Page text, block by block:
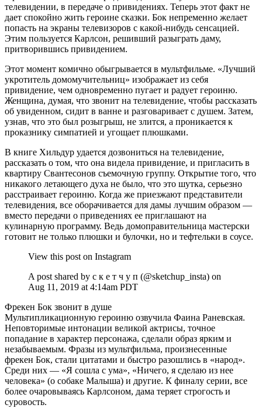
телевидении, в передаче о привидениях. Теперь этот факт не
дает спокойно жить героине сказки. Бок непременно желает
попасть на экраны телевизоров с какой-нибудь сенсацией.
Этим пользуется Карлсон, решивший разыграть даму,
притворившись привидением.
Этот момент комично обыгрывается в мультфильме. «Лучший
укротитель домомучительниц» изображает из себя
привидение, чем одновременно пугает и радует героиню.
Женщина, думая, что звонит на телевидение, чтобы рассказать
об увиденном, сидит в ванне и разговаривает с душем. Затем,
узнав, что это был розыгрыш, не злится, а проникается к
проказнику симпатией и угощает плюшками.
В книге Хильдур удается дозвониться на телевидение,
рассказать о том, что она видела привидение, и пригласить в
квартиру Свантесонов съемочную группу. Открытие того, что
никакого летающего духа не было, что это шутка, серьезно
расстраивает героиню. Когда же приезжают представители
телевидения, все оборачивается для дамы лучшим образом —
вместо передачи о приведениях ее приглашают на
кулинарную программу. Ведь домоправительница мастерски
готовит не только плюшки и булочки, но и тефтельки в соусе.
View this post on Instagram
A post shared by с к е т ч у п (@sketchup_insta) on
Aug 11, 2019 at 4:14am PDT
Фрекен Бок звонит в душе
Мультипликационную героиню озвучила Фаина Раневская.
Неповторимые интонации великой актрисы, точное
попадание в характер персонажа, сделали образ ярким и
незабываемым. Фразы из мультфильма, произнесенные
фрекен Бок, стали цитатами и быстро разошлись в «народ».
Среди них — «Я сошла с ума», «Ничего, я сделаю из нее
человека» (о собаке Малыша) и другие. К финалу серии, все
более очаровываясь Карлсоном, дама теряет строгость и
суровость.